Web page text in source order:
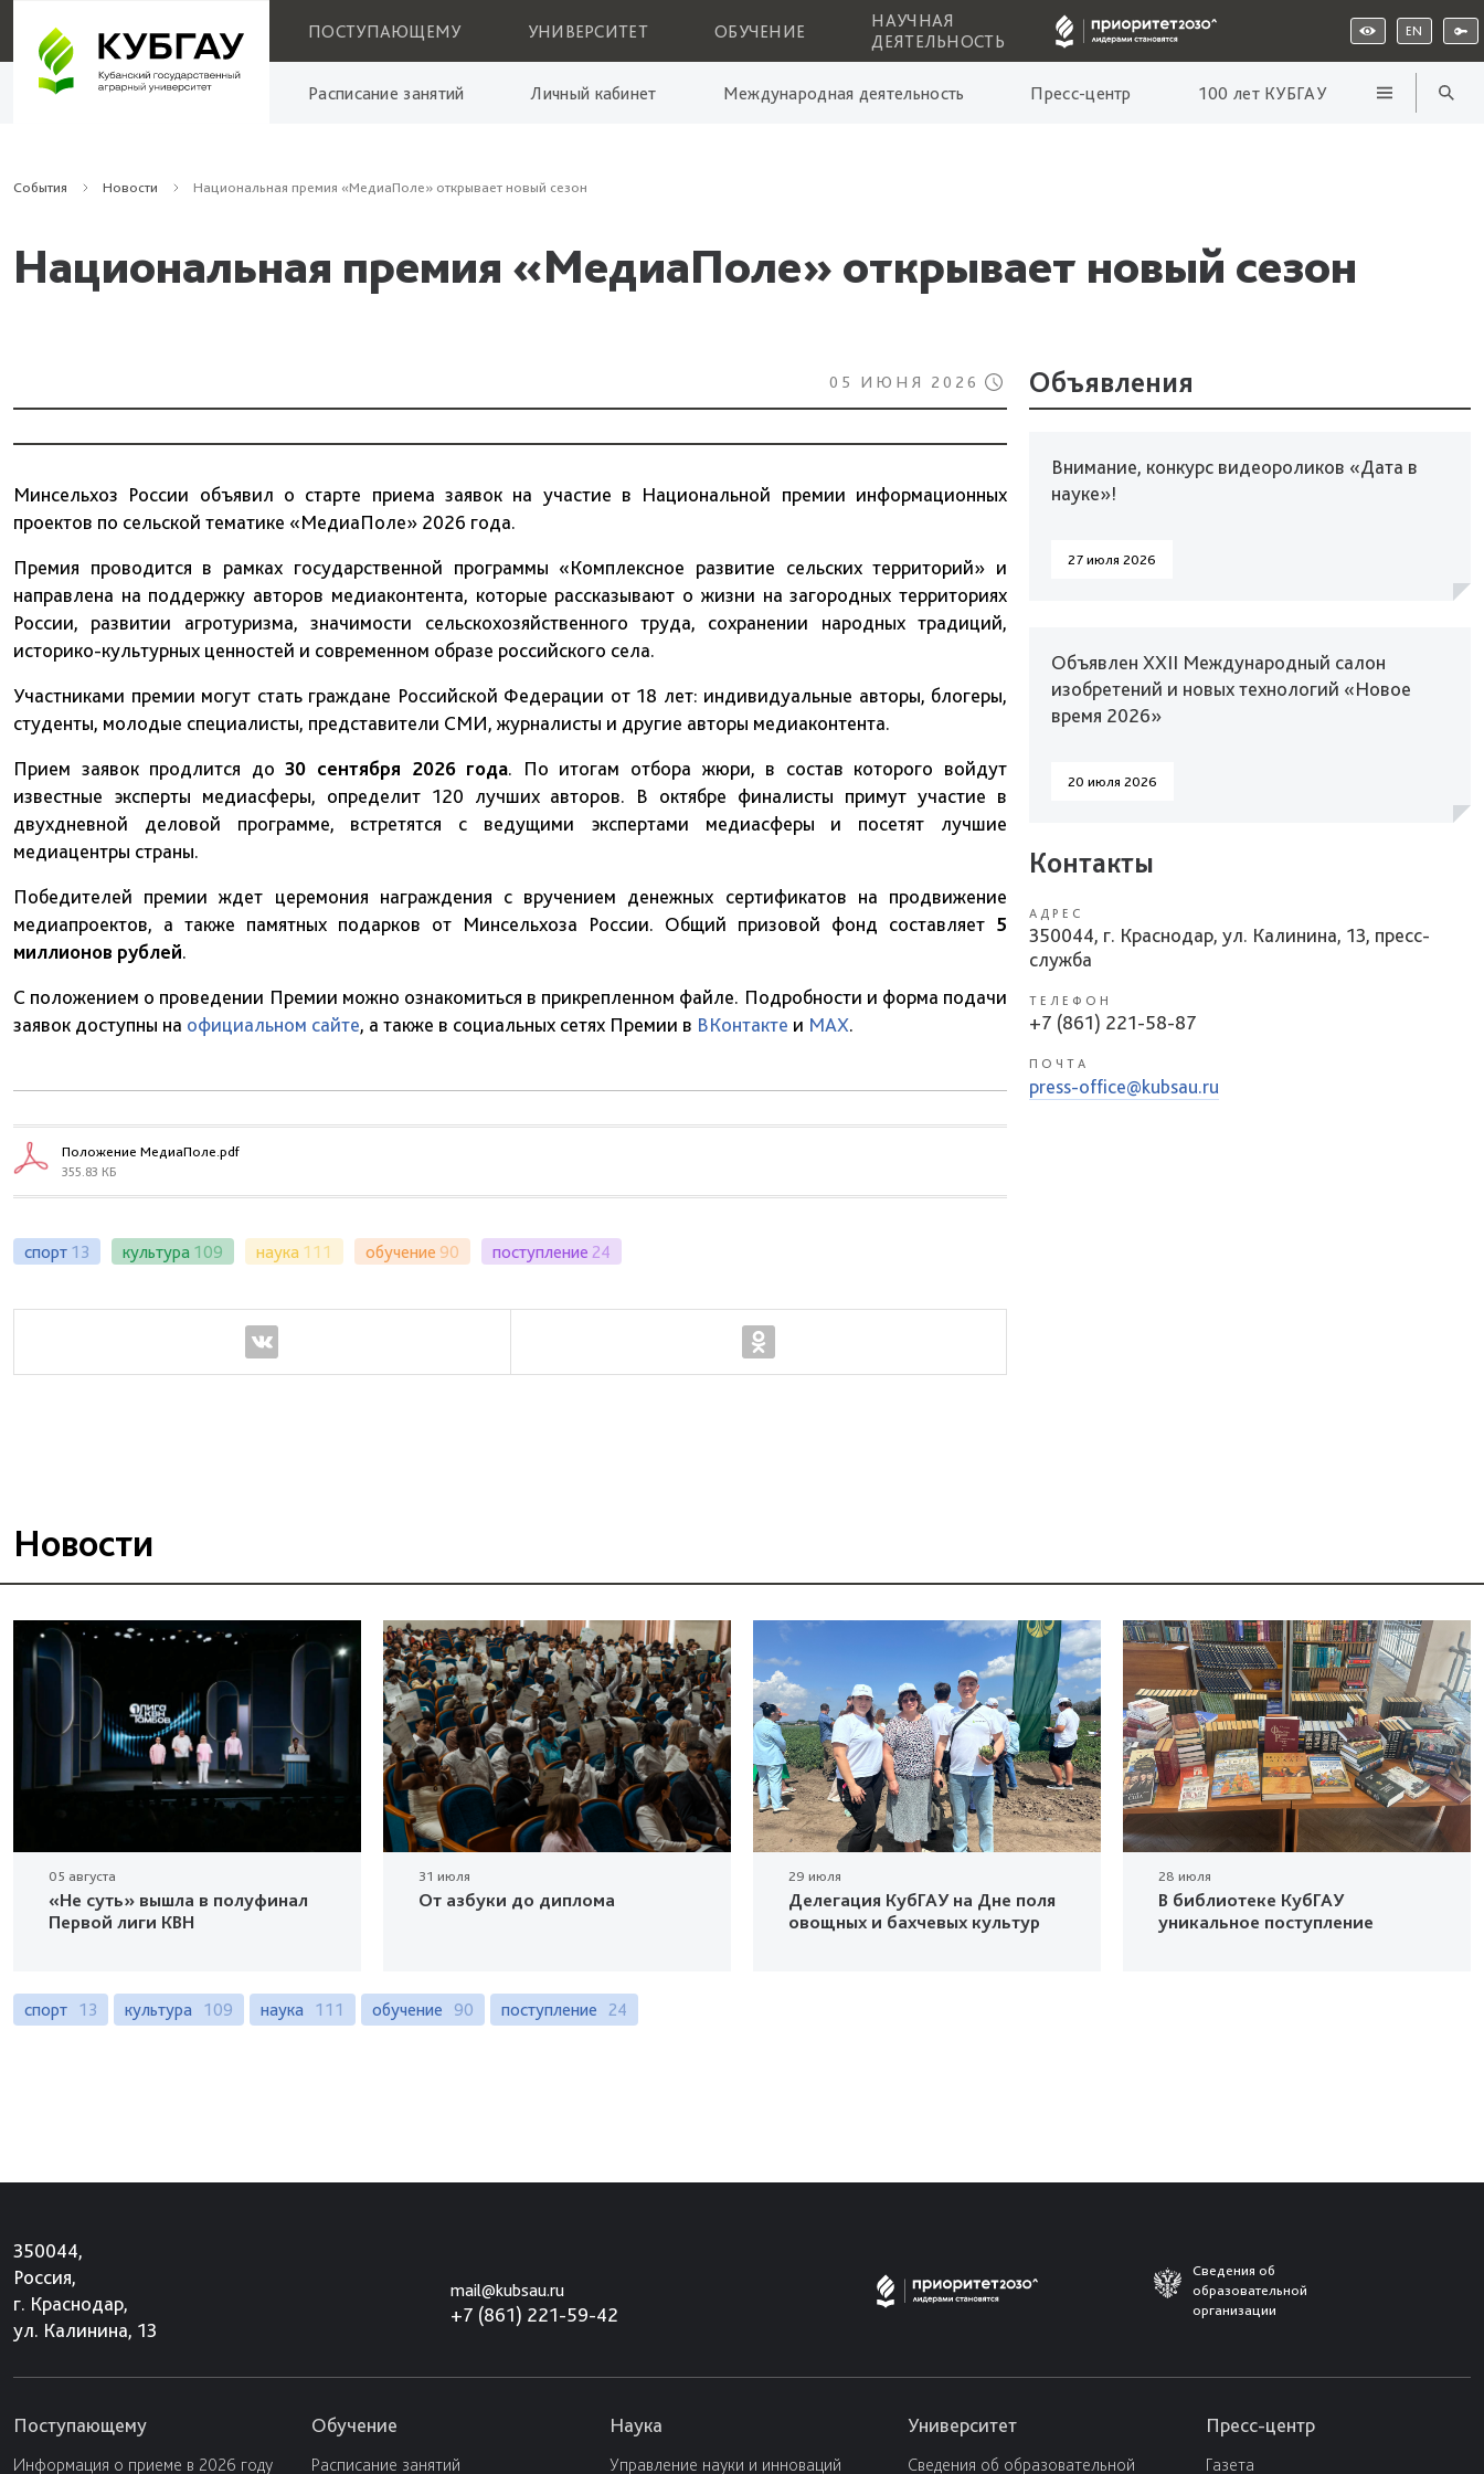
ПОСТУПАЮЩЕМУ УНИВЕРСИТЕТ ОБУЧЕНИЕ
НАУЧНАЯ
ДЕЯТЕЛЬНОСТЬ
EN
Расписание занятий Личный кабинет Международная деятельность Пресс-центр 100 лет КУБГАУ
События Новости Национальная премия «МедиаПоле» открывает новый сезон
Национальная премия «МедиаПоле» открывает новый сезон
05 ИЮНЯ 2026
Минсельхоз России объявил о старте приема заявок на участие в Национальной премии информационных
проектов по сельской тематике «МедиаПоле» 2026 года.
Премия проводится в рамках государственной программы «Комплексное развитие сельских территорий» и
направлена на поддержку авторов медиаконтента, которые рассказывают о жизни на загородных территориях
России, развитии агротуризма, значимости сельскохозяйственного труда, сохранении народных традиций,
историко-культурных ценностей и современном образе российского села.
Участниками премии могут стать граждане Российской Федерации от 18 лет: индивидуальные авторы, блогеры,
студенты, молодые специалисты, представители СМИ, журналисты и другие авторы медиаконтента.
Прием заявок продлится до30 сентября 2026 года. По итогам отбора жюри, в состав которого войдут
известные эксперты медиасферы, определит 120 лучших авторов. В октябре финалисты примут участие в
двухдневной деловой программе, встретятся с ведущими экспертами медиасферы и посетят лучшие
медиацентры страны.
Победителей премии ждет церемония награждения с вручением денежных сертификатов на продвижение
медиапроектов, а также памятных подарков от Минсельхоза России. Общий призовой фонд составляет 5
миллионов рублей.
С положением о проведении Премии можно ознакомиться в прикрепленном файле. Подробности и форма подачи
заявок доступны на официальном сайте, а также в социальных сетях Премии в ВКонтакте и MAX.
Положение МедиаПоле.pdf
355.83 КБ
спорт 13 культура 109 наука 111 обучение 90 поступление 24
Объявления
Внимание, конкурс видеороликов «Дата в
науке»!
27 июля 2026
Объявлен XXII Международный салон
изобретений и новых технологий «Новое
время 2026»
20 июля 2026
Контакты
АДРЕС
350044, г. Краснодар, ул. Калинина, 13, пресс-
служба
ТЕЛЕФОН
+7 (861) 221-58-87
ПОЧТА
press-office@kubsau.ru
Новости
05 августа
«Не суть» вышла в полуфинал
Первой лиги КВН
31 июля
От азбуки до диплома
29 июля
Делегация КубГАУ на Дне поля
овощных и бахчевых культур
28 июля
В библиотеке КубГАУ
уникальное поступление
спорт 13 культура 109 наука 111 обучение 90 поступление 24
350044,
Россия,
г. Краснодар,
ул. Калинина, 13
mail@kubsau.ru
+7 (861) 221-59-42
Сведения об
образовательной
организации
Поступающему
Информация о приеме в 2026 году
Обучение
Расписание занятий
Наука
Управление науки и инноваций
Университет
Сведения об образовательной
Пресс-центр
Газета